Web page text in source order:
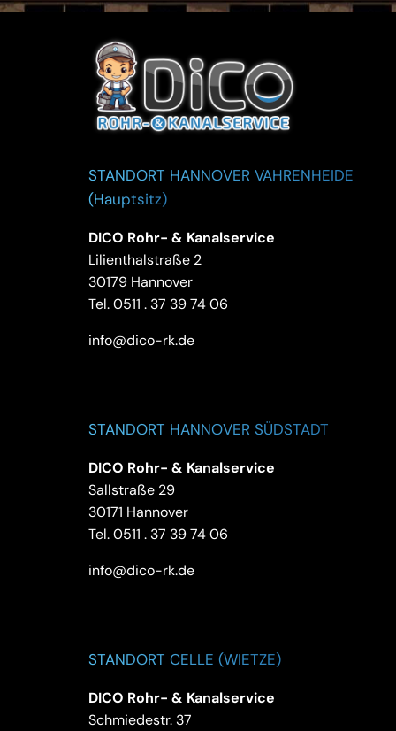
STANDORT HANNOVER VAHRENHEIDE
(Hauptsitz)
DICO Rohr- & Kanalservice
Lilienthalstraße 2
30179 Hannover
Tel.0511 . 37 39 74 06
info@dico-rk.de
STANDORT HANNOVER SÜDSTADT
DICO Rohr- & Kanalservice
Sallstraße 29
30171 Hannover
Tel.0511 . 37 39 74 06
info@dico-rk.de
STANDORT CELLE (WIETZE)
DICO Rohr- & Kanalservice
Schmiedestr. 37